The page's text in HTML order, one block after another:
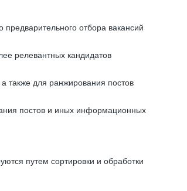
отбора вакансий
релевантных кандидатов
также для ранжирования постов
постов и иных информационных
путем сортировки и обработки